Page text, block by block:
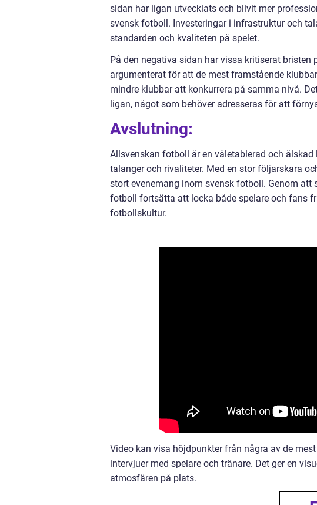
sidan har ligan utvecklats och blivit mer
svensk fotboll. Investeringar i infrastruktur och
standarden och kvaliteten på spelet.
På den negativa sidan har vissa kritiserat
argumenterat för att de mest framstående
mindre klubbar att konkurrera på samma nivå.
ligan, något som behöver adresseras för att
Avslutning:
Allsvenskan fotboll är en väletablerad och
talanger och rivaliteter. Med en stor följarskara
stort evenemang inom svensk fotboll. Genom
fotboll fortsätta att locka både spelare och fans
fotbollskultur.
Video kan visa höjdpunkter från några av de
intervjuer med spelare och tränare. Det ger en
atmosfären på plats.